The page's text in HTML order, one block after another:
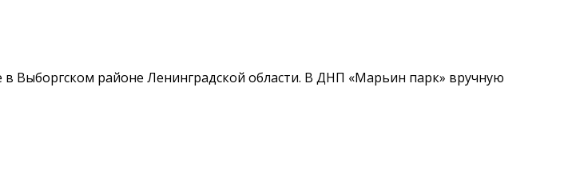
Выборгском районе Ленинградской области. В ДНП «Марьин парк» вручную